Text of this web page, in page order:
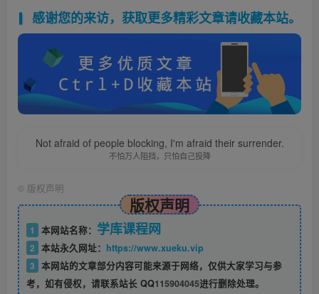
感谢您的来访，获取更多精彩文章请收藏本站。
Not afraid of people blocking, I'm afraid their surrender.
不怕万人阻挡，只怕自己投降
© 版权声明
版权声明
1 本网站名称： 学库课程网
2 本站永久网址： https://www.xueku.vip
3 本网站的文章部分内容可能来源于网络，仅供大家学习与参
考，如有侵权，请联系站长 QQ115904045进行删除处理。